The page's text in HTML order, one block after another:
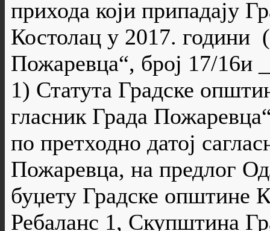
прихода који припадају
Костолац у 2017. години
Пожаревца“, број 17/16и
1) Статута Градске
гласник Града
по претходно датој
Пожаревца, на предлог
буџету Градске општине
Ребаланс 1, Скупштина